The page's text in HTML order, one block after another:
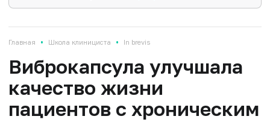
Главная • Школа клинициста • In brevis
Виброкапсула улучшала
качество жизни
пациентов с хроническим